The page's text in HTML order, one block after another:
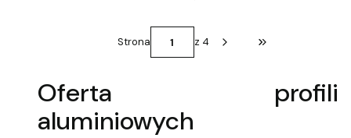
Strona z 4 Przejdź do
Oferta profili
aluminiowych